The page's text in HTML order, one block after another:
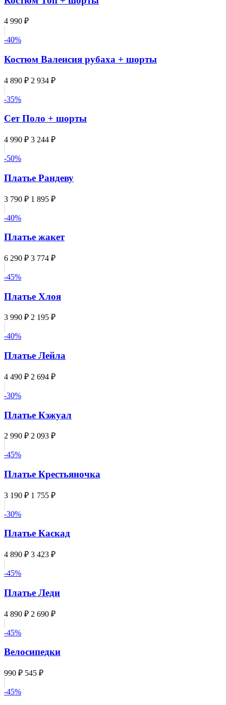
4 990 ₽
-40%
Костюм Валенсия рубаха + шорты
4 890 ₽ 2 934 ₽
-35%
Сет Поло + шорты
4 990 ₽ 3 244 ₽
-50%
Платье Рандеву
3 790 ₽ 1 895 ₽
-40%
Платье жакет
6 290 ₽ 3 774 ₽
-45%
Платье Хлоя
3 990 ₽ 2 195 ₽
-40%
Платье Лейла
4 490 ₽ 2 694 ₽
-30%
Платье Кэжуал
2 990 ₽ 2 093 ₽
-45%
Платье Крестьяночка
3 190 ₽ 1 755 ₽
-30%
Платье Каскад
4 890 ₽ 3 423 ₽
-45%
Платье Леди
4 890 ₽ 2 690 ₽
-45%
Велосипедки
990 ₽ 545 ₽
-45%